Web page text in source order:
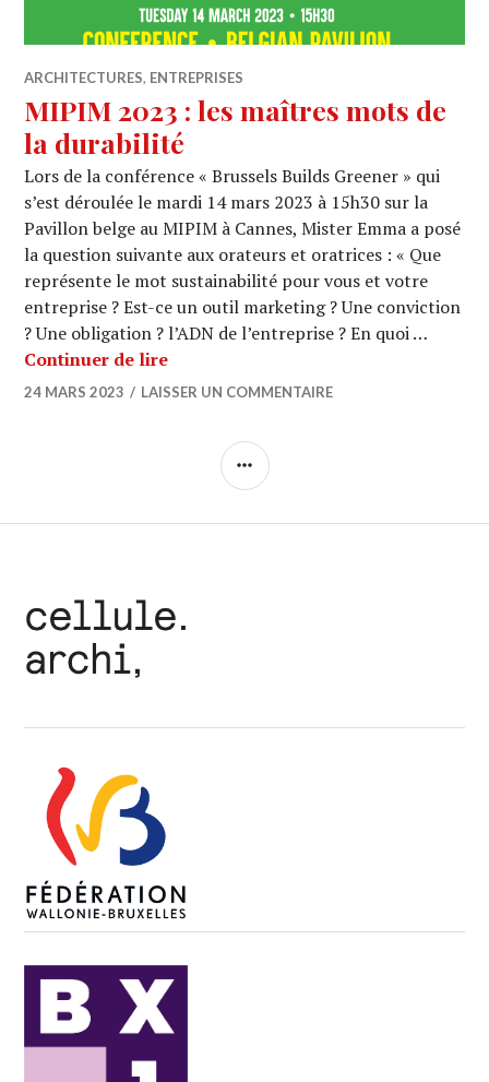
ARCHITECTURES, ENTREPRISES
MIPIM 2023 : les maîtres mots de
la durabilité
Lors de la conférence « Brussels Builds Greener » qui
s’est déroulée le mardi 14 mars 2023 à 15h30 sur la
Pavillon belge au MIPIM à Cannes, Mister Emma a posé
la question suivante aux orateurs et oratrices : « Que
représente le mot sustainabilité pour vous et votre
entreprise ? Est-ce un outil marketing ? Une conviction
? Une obligation ? l’ADN de l’entreprise ? En quoi …
Continuer de lireMIPIM 2023 : les maîtres mots de la
24 MARS 2023 LAISSER UN COMMENTAIRE
COLONNE